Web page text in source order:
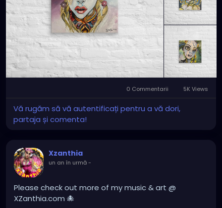
0 Commentarii 5K Views
Vă rugăm să vă autentificați pentru a vă dori,
partaja și comenta!
Xzanthia
un an în urmă-
Please check out more of my music & art @
XZanthia.com 🐙